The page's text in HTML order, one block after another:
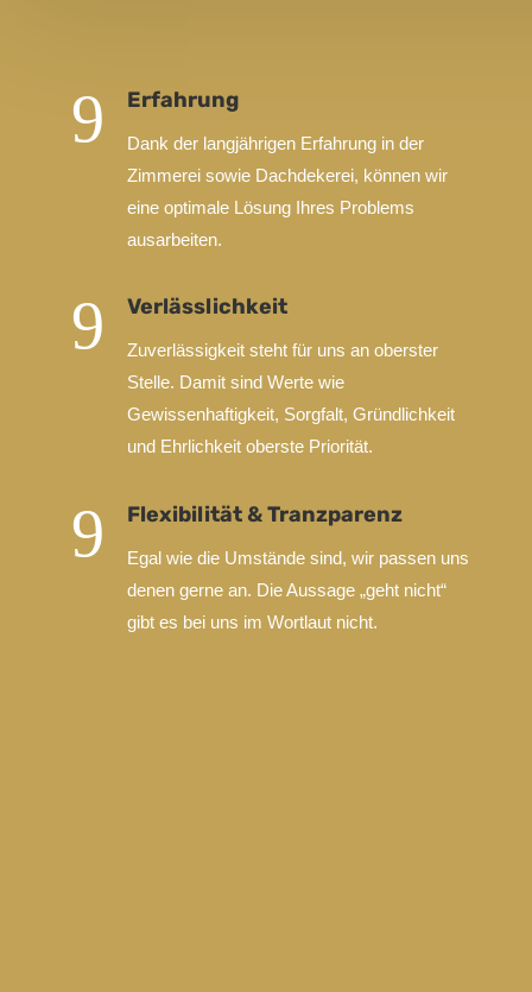
9 Erfahrung
Dank der langjährigen Erfahrung in der
Zimmerei sowie Dachdekerei, können wir
eine optimale Lösung Ihres Problems
ausarbeiten.
9 Verlässlichkeit
Zuverlässigkeit steht für uns an oberster
Stelle. Damit sind Werte wie
Gewissenhaftigkeit, Sorgfalt, Gründlichkeit
und Ehrlichkeit oberste Priorität.
9 Flexibilität & Tranzparenz
Egal wie die Umstände sind, wir passen uns
denen gerne an. Die Aussage „geht nicht“
gibt es bei uns im Wortlaut nicht.